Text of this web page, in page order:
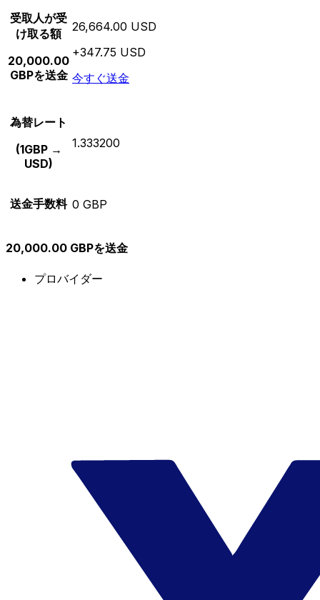
受取人が受
け取る額
20,000.00
GBPを送金
26,664.00 USD
+347.75 USD
今すぐ送金
為替レート
(1GBP →
USD)
1.333200
送金手数料 0 GBP
20,000.00 GBPを送金
プロバイダー